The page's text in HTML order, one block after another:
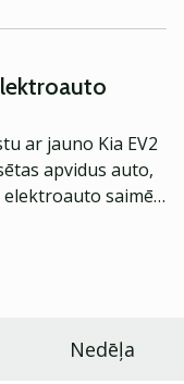
ar jauno Kia EV2
apvidus auto,
elektroauto saimē
Nedēļa